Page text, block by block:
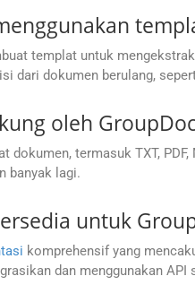
templat untuk
dari dokumen berulang,
oleh
termasuk TXT,
banyak lagi.
untuk
komprehensif yang
dan menggunakan API